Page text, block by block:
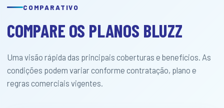
COMPARATIVO
COMPARE OS PLANOS BLUZZ
Uma visão rápida das principais coberturas e benefícios. As
condições podem variar conforme contratação, plano e
regras comerciais vigentes.